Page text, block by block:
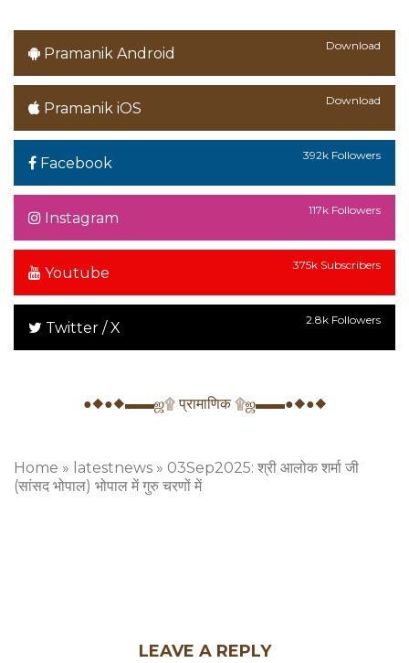
Pramanik Android Download
Pramanik iOS Download
Facebook 392k Followers
Instagram 117k Followers
Youtube 375k Subscribers
Twitter / X 2.8k Followers
●◆●◆▬▬ஜ۩ प्रामाणिक ۩ஜ▬▬●◆●◆
Home » latestnews » 03Sep2025: श्री आलोक शर्मा जी
(सांसद भोपाल) भोपाल में गुरु चरणों में
LEAVE A REPLY